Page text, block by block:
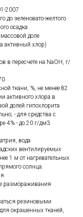
2007
до зеленовато-желтого
осадка
доле
активный хлор)
в пересчете на NaОН, г/
ткани, %, не менее 82
активного хлора в
долей гипохлорита
- для средства с
4% - до 20 г/дм3
вода
вентилируемых
1 м от нагревательных
солнца.
размораживания
резиновыми
окрашенных тканей,